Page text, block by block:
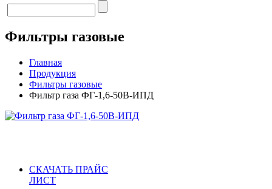
Фильтры газовые
Главная
Продукция
Фильтры газовые
Фильтр газа ФГ-1,6-50В-ИПД
СКАЧАТЬ ПРАЙС
ЛИСТ